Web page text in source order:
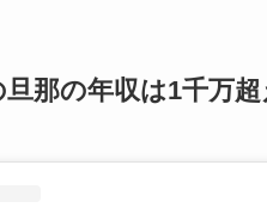
那の年収は1千万